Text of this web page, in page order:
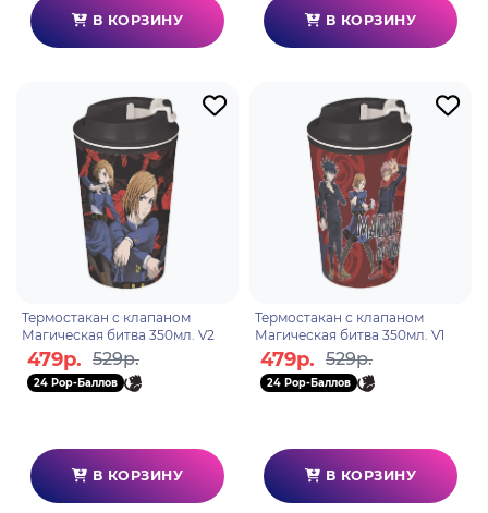
В КОРЗИНУ В КОРЗИНУ
Термостакан с клапаном
Магическая битва 350мл. V2
479р. 529р.
24 Pop-Баллов
В КОРЗИНУ
Термостакан с клапаном
Магическая битва 350мл. V1
479р. 529р.
24 Pop-Баллов
В КОРЗИНУ